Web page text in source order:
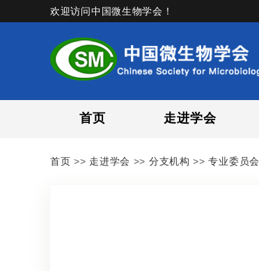
欢迎访问中国微生物学会！
首页 走进学会
首页 >> 走进学会 >> 分支机构 >>专业委员会